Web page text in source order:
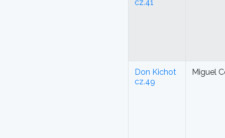
cz.41
Don Kichot
cz.49
Miguel